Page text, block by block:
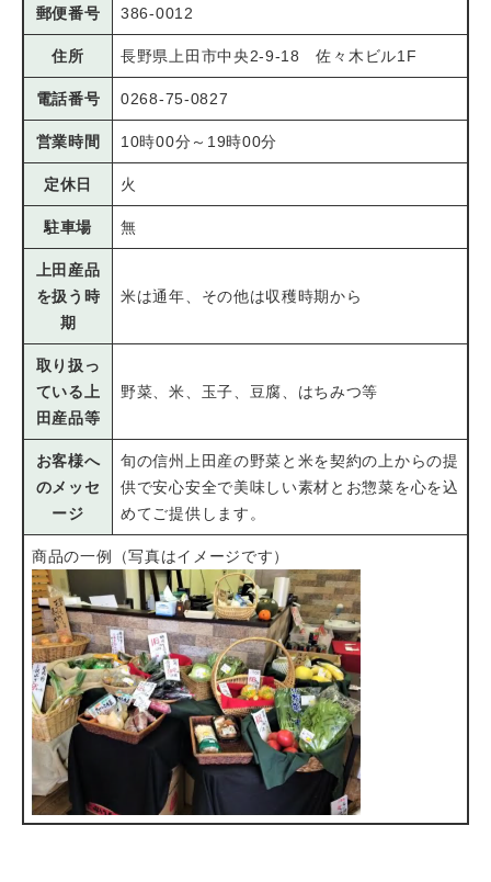
郵便番号 386-0012
住所 長野県上田市中央2-9-18 佐々木ビル1F
電話番号 0268-75-0827
営業時間 10時00分～19時00分
定休日 火
駐車場 無
上田産品
を扱う時
期
米は通年、その他は収穫時期から
取り扱っ
ている上
田産品等
野菜、米、玉子、豆腐、はちみつ等
お客様へ
のメッセ
ージ
旬の信州上田産の野菜と米を契約の上からの提
供で安心安全で美味しい素材とお惣菜を心を込
めてご提供します。
商品の一例（写真はイメージです）